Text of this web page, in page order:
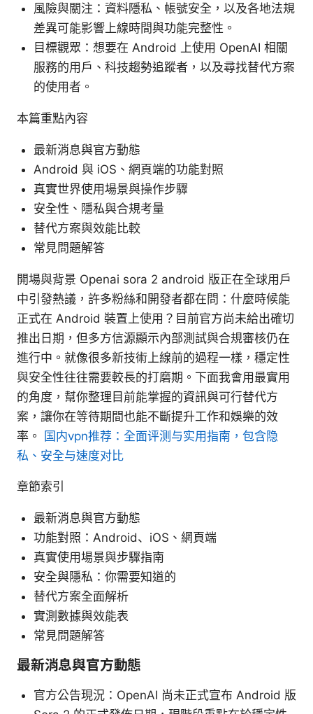
風險與關注：資料隱私、帳號安全，以及各地法規
差異可能影響上線時間與功能完整性。
目標觀眾：想要在 Android 上使用 OpenAI 相關
服務的用戶、科技趨勢追蹤者，以及尋找替代方案
的使用者。
本篇重點內容
最新消息與官方動態
Android 與 iOS、網頁端的功能對照
真實世界使用場景與操作步驟
安全性、隱私與合規考量
替代方案與效能比較
常見問題解答
開場與背景 Openai sora 2 android 版正在全球用戶
中引發熱議，許多粉絲和開發者都在問：什麼時候能
正式在 Android 裝置上使用？目前官方尚未給出確切
推出日期，但多方信源顯示內部測試與合規審核仍在
進行中。就像很多新技術上線前的過程一樣，穩定性
與安全性往往需要較長的打磨期。下面我會用最實用
的角度，幫你整理目前能掌握的資訊與可行替代方
案，讓你在等待期間也能不斷提升工作和娛樂的效
率。 国内vpn推荐：全面评测与实用指南，包含隐
私、安全与速度对比
章節索引
最新消息與官方動態
功能對照：Android、iOS、網頁端
真實使用場景與步驟指南
安全與隱私：你需要知道的
替代方案全面解析
實測數據與效能表
常見問題解答
最新消息與官方動態
官方公告現況：OpenAI 尚未正式宣布 Android 版